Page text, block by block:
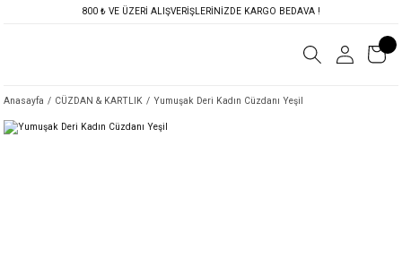
800 ₺ VE ÜZERİ ALIŞVERİŞLERİNİZDE KARGO BEDAVA !
Anasayfa CÜZDAN & KARTLIK Yumuşak Deri Kadın Cüzdanı Yeşil